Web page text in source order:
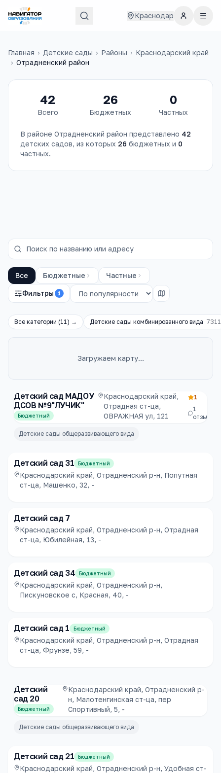
Краснодар
Главная › Детские сады › Районы › Краснодарский край
› Отрадненский район
42
Всего
26
Бюджетных
0
Частных
В районе Отрадненский район представлено 42
детских садов, из которых 26 бюджетных и 0
частных.
Все Бюджетные Частные
Фильтры 1
Все категории (11) → Детские сады комбинированного вида 7311
Загружаем карту…
Детский сад МАДОУ
ДСОВ №9"ЛУЧИК"
Бюджетный
Краснодарский край,
Отрадная ст-ца,
ОВРАЖНАЯ ул, 121
1
1
отзывов
Детские сады общеразвивающего вида
Детский сад 31 Бюджетный
Краснодарский край, Отрадненский р-н, Попутная
ст-ца, Мащенко, 32, -
Детский сад 7
Краснодарский край, Отрадненский р-н, Отрадная
ст-ца, Юбилейная, 13, -
Детский сад 34 Бюджетный
Краснодарский край, Отрадненский р-н,
Пискуновское с, Красная, 40, -
Детский сад 1 Бюджетный
Краснодарский край, Отрадненский р-н, Отрадная
ст-ца, Фрунзе, 59, -
Детский
сад 20
Бюджетный
Краснодарский край, Отрадненский р-
н, Малотенгинская ст-ца, пер
Спортивный, 5, -
Детские сады общеразвивающего вида
Детский сад 21 Бюджетный
Краснодарский край, Отрадненский р-н, Удобная ст-